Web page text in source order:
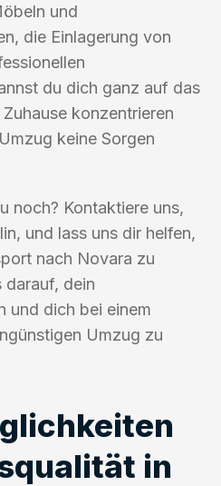
und
die Einlagerung von
du dich ganz auf das
konzentrieren
keine Sorgen
noch? Kontaktiere uns,
und lass uns dir helfen,
nach Novara zu
darauf, dein
und dich bei einem
Umzug zu
in